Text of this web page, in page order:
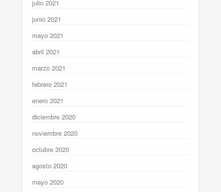
julio 2021
junio 2021
mayo 2021
abril 2021
marzo 2021
febrero 2021
enero 2021
diciembre 2020
noviembre 2020
octubre 2020
agosto 2020
mayo 2020